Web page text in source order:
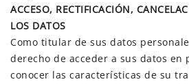
ACCESO, RECTIFICACIÓN,
LOS DATOS
Como titular de sus datos
derecho de acceder a sus datos en
conocer las características de su